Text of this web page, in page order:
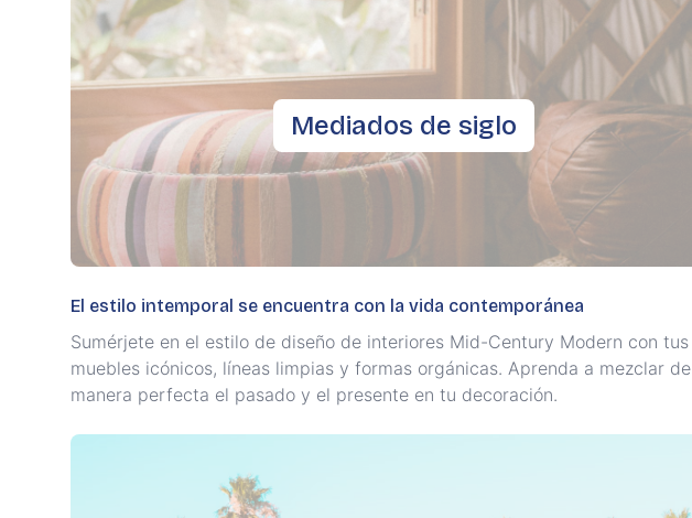
Mediados de siglo
El estilo intemporal se encuentra con la vida contemporánea
Sumérjete en el estilo de diseño de interiores Mid-Century Modern con tus
muebles icónicos, líneas limpias y formas orgánicas. Aprenda a mezclar de
manera perfecta el pasado y el presente en tu decoración.